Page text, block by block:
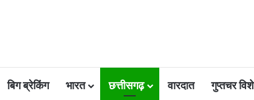
बिग ब्रेकिंग भारत छत्तीसगढ़ वारदात गुप्तचर